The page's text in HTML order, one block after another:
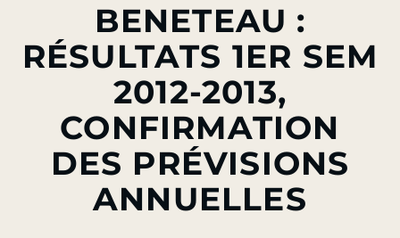
BENETEAU :
RÉSULTATS 1ER SEM
2012-2013,
CONFIRMATION
DES PRÉVISIONS
ANNUELLES